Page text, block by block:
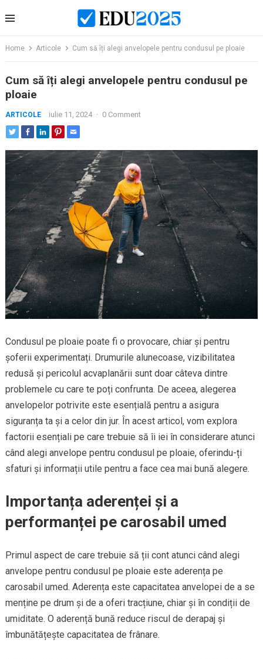
to
Home Articole Cum să îți alegi anvelopele pentru condusul pe ploaie
Cum să îți alegi anvelopele pentru condusul pe
ploaie
ARTICOLE iulie 11, 2024 · 0 Comment
Condusul pe ploaie poate fi o provocare, chiar și pentru
șoferii experimentați. Drumurile alunecoase, vizibilitatea
redusă și pericolul acvaplanării sunt doar câteva dintre
problemele cu care te poți confrunta. De aceea, alegerea
anvelopelor potrivite este esențială pentru a asigura
siguranța ta și a celor din jur. În acest articol, vom explora
factorii esențiali pe care trebuie să îi iei în considerare atunci
când alegi anvelope pentru condusul pe ploaie, oferindu-ți
sfaturi și informații utile pentru a face cea mai bună alegere.
Importanța aderenței și a
performanței pe carosabil umed
Primul aspect de care trebuie să ții cont atunci când alegi
anvelope pentru condusul pe ploaie este aderența pe
carosabil umed. Aderența este capacitatea anvelopei de a se
menține pe drum și de a oferi tracțiune, chiar și în condiții de
umiditate. O aderență bună reduce riscul de derapaj și
îmbunătățește capacitatea de frânare.